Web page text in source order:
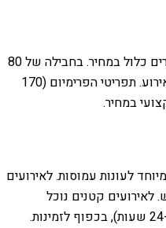
בחבילות 90 ש״ח ומעלה שירות מלצרים כלול במחיר. בחבילה של 80
ש״ח עלות מלצר החל מ-300 ש״ח לאירוע. תפריטי הפרימיום (170
לעונות עמוסות. לאירועים
קטנים נוכל